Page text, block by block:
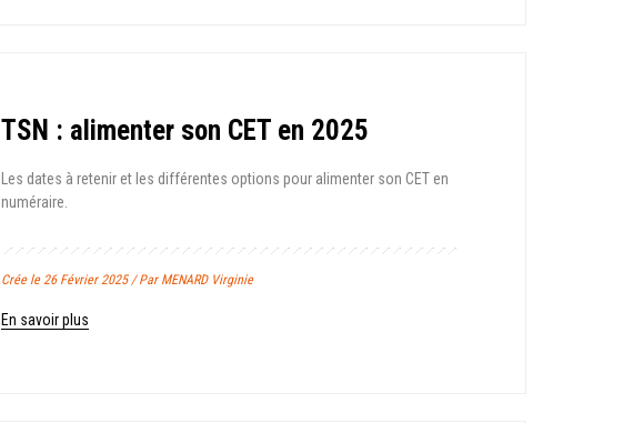
TSN : alimenter son CET en 2025
Les dates à retenir et les différentes options pour alimenter son CET en
numéraire.
Crée le 26 Février 2025 / Par MENARD Virginie
En savoir plus